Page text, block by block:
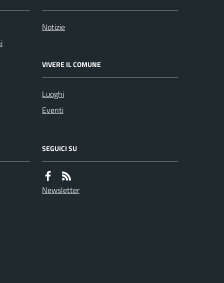
Notizie
VIVERE IL COMUNE
Luoghi
Eventi
SEGUICI SU
Newsletter